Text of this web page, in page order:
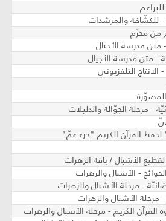
- للكشّافة والمرشدات
من محرّم
مدرسة الأجيال
- متن مدرسة الأجيال
الانتاج التلفزيوني
- مرحلة الجوّالة والدليلات
القرآن الكريم "جزء عمّ"
الأشبال / باقة الزهرات
- الأشبال والزهرات